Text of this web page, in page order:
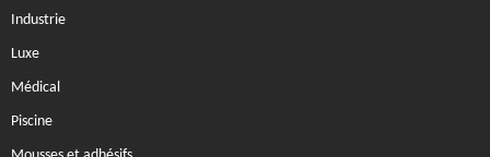
Industrie
Luxe
Médical
Piscine